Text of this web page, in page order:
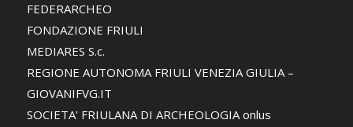
FEDERARCHEO
FONDAZIONE FRIULI
MEDIARES S.c.
REGIONE AUTONOMA FRIULI VENEZIA GIULIA –
GIOVANIFVG.IT
SOCIETA' FRIULANA DI ARCHEOLOGIA onlus